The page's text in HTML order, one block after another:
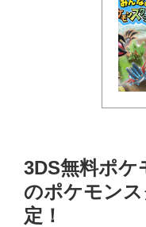
3DS無料ポケ
のポケモン
定！